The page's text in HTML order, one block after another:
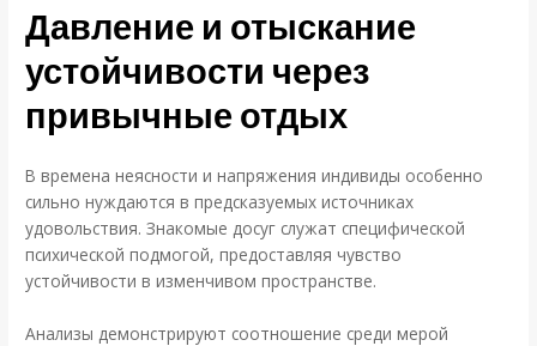
Давление и отыскание
устойчивости через
привычные отдых
В времена неясности и напряжения индивиды особенно
сильно нуждаются в предсказуемых источниках
удовольствия. Знакомые досуг служат специфической
психической подмогой, предоставляя чувство
устойчивости в изменчивом пространстве.
Анализы демонстрируют соотношение среди мерой